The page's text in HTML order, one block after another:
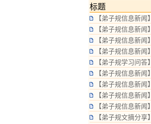
标题
【弟子规信息新闻】
【弟子规信息新闻】
【弟子规信息新闻】
【弟子规信息新闻】
【弟子规学习问答】
【弟子规信息新闻】
【弟子规信息新闻】
【弟子规信息新闻】
【弟子规信息新闻】
【弟子规文摘分享】